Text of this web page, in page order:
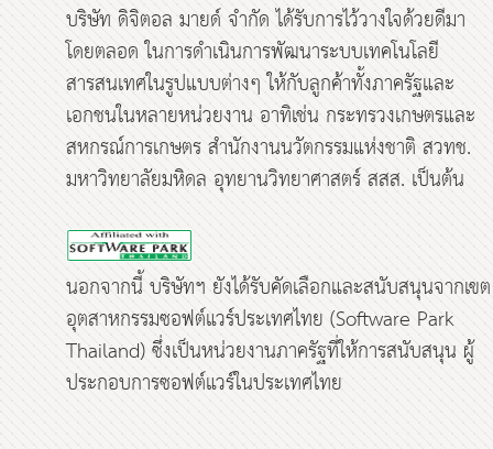
บริษัท ดิจิตอล มายด์ จำกัด ได้รับการไว้วางใจด้วยดีมา
โดยตลอด ในการดำเนินการพัฒนาระบบเทคโนโลยี
สารสนเทศในรูปแบบต่างๆ ให้กับลูกค้าทั้งภาครัฐและ
เอกชนในหลายหน่วยงาน อาทิเช่น กระทรวงเกษตรและ
สหกรณ์การเกษตร สำนักงานนวัตกรรมแห่งชาติ สวทช.
มหาวิทยาลัยมหิดล อุทยานวิทยาศาสตร์ สสส. เป็นต้น
นอกจากนี้ บริษัทฯ ยังได้รับคัดเลือกและสนับสนุนจากเขต
อุตสาหกรรมซอฟต์แวร์ประเทศไทย (Software Park
Thailand) ซึ่งเป็นหน่วยงานภาครัฐที่ให้การสนับสนุน ผู้
ประกอบการซอฟต์แวร์ในประเทศไทย